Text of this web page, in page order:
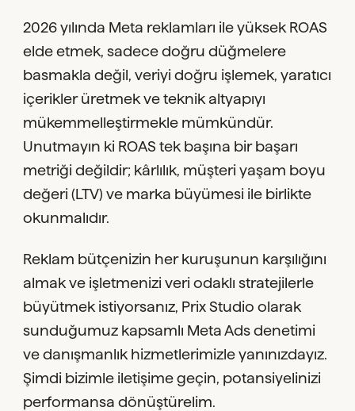
2026 yılında Meta reklamları ile yüksek ROAS
elde etmek, sadece doğru düğmelere
basmakla değil, veriyi doğru işlemek, yaratıcı
içerikler üretmek ve teknik altyapıyı
mükemmelleştirmekle mümkündür.
Unutmayın ki ROAS tek başına bir başarı
metriği değildir; kârlılık, müşteri yaşam boyu
değeri (LTV) ve marka büyümesi ile birlikte
okunmalıdır.
Reklam bütçenizin her kuruşunun karşılığını
almak ve işletmenizi veri odaklı stratejilerle
büyütmek istiyorsanız, Prix Studio olarak
sunduğumuz kapsamlı Meta Ads denetimi
ve danışmanlık hizmetlerimizle yanınızdayız.
Şimdi bizimle iletişime geçin, potansiyelinizi
performansa dönüştürelim.